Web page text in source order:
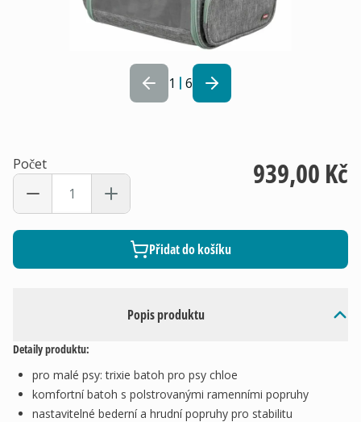
1 6
Popis produktu
Detaily produktu:
pro malé psy: trixie batoh pro psy chloe
komfortní batoh s polstrovanými ramenními popruhy
nastavitelné bederní a hrudní popruhy pro stabilitu
Počet 939,00 Kč
Přidat do košíku